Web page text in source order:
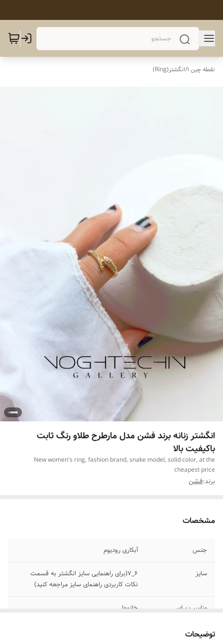
نقطه چین 1 /انگشتر(Ring)
انگشتر زنانه برند فشن مدل مارطرح طلاو رنگ ثابت
باکیفیت بالا
New women's ring, fashion brand, snake model, solid color, at the
cheapest price
برند:فشن
مشخصات
جنس آبکاری رودیوم
سایز
۶_۷(برای راهنمایی سایز انگشتر به قسمت
نکات کاربردی راهنمای سایز مراجعه کنید)
مناسب برای خانمها
موارد استفاده برای
توضیحات